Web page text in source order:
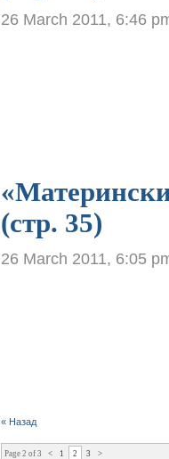
26 March 2011, 6:46
(стр. 35)
26 March 2011, 6:05
« Назад
Page 2 of 3 < 1 2 3 >